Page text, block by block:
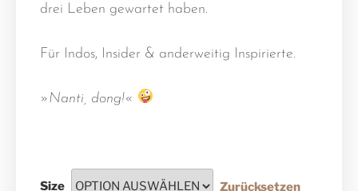
drei Leben gewartet haben.
Für Indos, Insider & anderweitig Inspirierte.
»Nanti, dong!«
Size Zurücksetzen